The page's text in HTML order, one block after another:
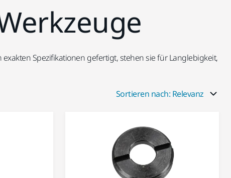
Spezifikationen gefertigt, stehen sie für Langlebigkeit,
Sortieren nach: Relevanz